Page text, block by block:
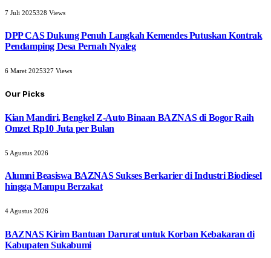
7 Juli 2025328 Views
DPP CAS Dukung Penuh Langkah Kemendes Putuskan Kontrak
Pendamping Desa Pernah Nyaleg
6 Maret 2025327 Views
Our Picks
Kian Mandiri, Bengkel Z-Auto Binaan BAZNAS di Bogor Raih
Omzet Rp10 Juta per Bulan
5 Agustus 2026
Alumni Beasiswa BAZNAS Sukses Berkarier di Industri Biodiesel
hingga Mampu Berzakat
4 Agustus 2026
BAZNAS Kirim Bantuan Darurat untuk Korban Kebakaran di
Kabupaten Sukabumi